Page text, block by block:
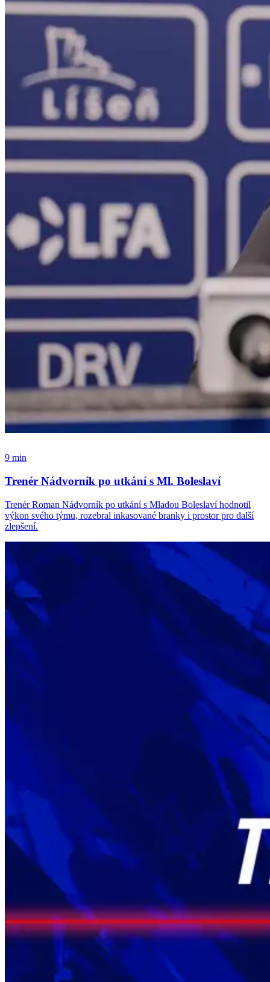
9 min
Trenér Nádvorník po utkání s Ml. Boleslaví
Trenér Roman Nádvorník po utkání s Mladou Boleslaví hodnotil
výkon svého týmu, rozebral inkasované branky i prostor pro další
zlepšení.